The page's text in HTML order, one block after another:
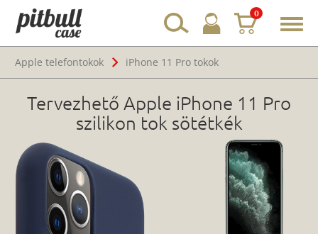
0
Apple telefontokok
iPhone 11 Pro tokok
Tervezhető Apple iPhone 11 Pro
szilikon tok sötétkék